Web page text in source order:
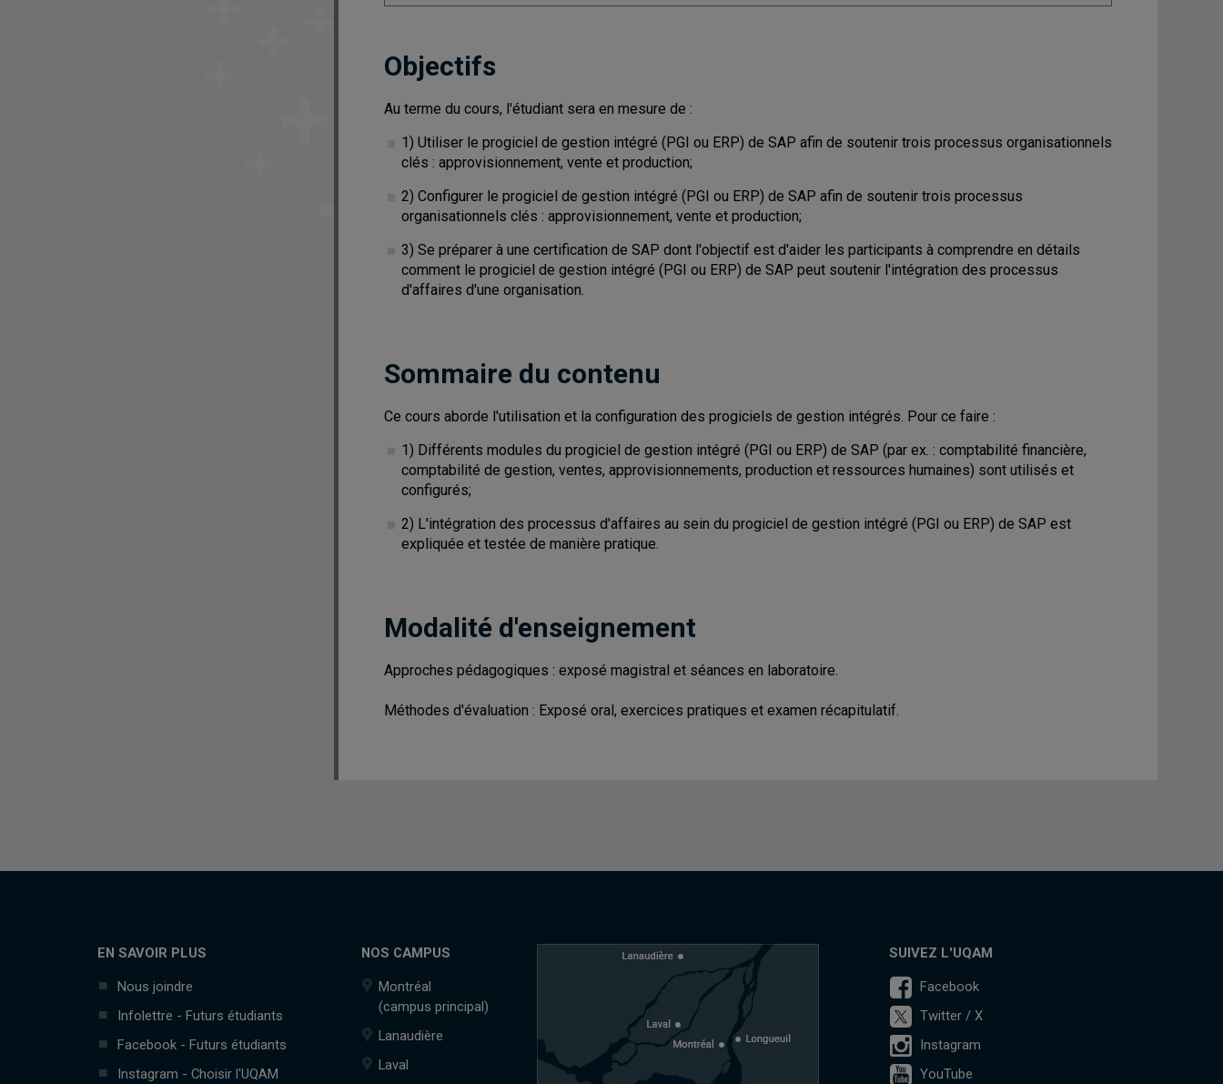
Objectifs
Au terme du cours, l'étudiant sera en mesure de :
1) Utiliser le progiciel de gestion intégré (PGI ou ERP) de SAP afin de soutenir trois processus organisationnels
clés : approvisionnement, vente et production;
2) Configurer le progiciel de gestion intégré (PGI ou ERP) de SAP afin de soutenir trois processus
organisationnels clés : approvisionnement, vente et production;
3) Se préparer à une certification de SAP dont l'objectif est d'aider les participants à comprendre en détails
comment le progiciel de gestion intégré (PGI ou ERP) de SAP peut soutenir l'intégration des processus
d'affaires d'une organisation.
Sommaire du contenu
Ce cours aborde l'utilisation et la configuration des progiciels de gestion intégrés. Pour ce faire :
1) Différents modules du progiciel de gestion intégré (PGI ou ERP) de SAP (par ex. : comptabilité financière,
comptabilité de gestion, ventes, approvisionnements, production et ressources humaines) sont utilisés et
configurés;
2) L'intégration des processus d'affaires au sein du progiciel de gestion intégré (PGI ou ERP) de SAP est
expliquée et testée de manière pratique.
Modalité d'enseignement
Approches pédagogiques : exposé magistral et séances en laboratoire.
Méthodes d'évaluation : Exposé oral, exercices pratiques et examen récapitulatif.
EN SAVOIR PLUS
Nous joindre
Infolettre - Futurs étudiants
Facebook - Futurs étudiants
Instagram - Choisir l'UQAM
NOS CAMPUS
Montréal
(campus principal)
Lanaudière
Laval
SUIVEZ L'UQAM
Facebook
Twitter / X
Instagram
YouTube